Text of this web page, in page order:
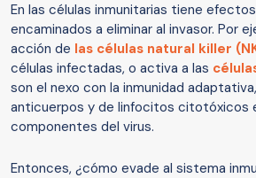
En las células inmunitarias tiene
encaminados a eliminar al invasor. Por
acción de las células natural killer
células infectadas, o activa a las
son el nexo con la inmunidad
anticuerpos y de linfocitos citotóxicos
componentes del virus.
Entonces, ¿cómo evade al sistema